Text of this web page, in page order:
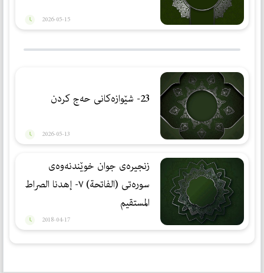
2026-05-15
23- شێوازەكانی حەج كردن
2026-05-13
زنجیره‌ی جوان خوێندنه‌وه‌ی
سوره‌تی (الفاتحة) ٧- إهدنا الصراط
المستقیم
2018-04-17